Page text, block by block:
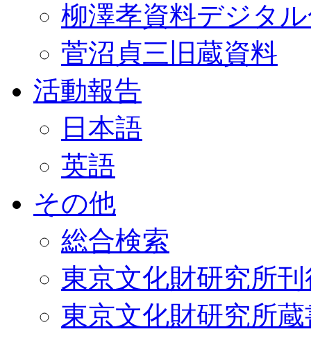
柳澤孝資料デジタ
菅沼貞三旧蔵資料
活動報告
日本語
英語
その他
総合検索
東京文化財研究所
東京文化財研究所